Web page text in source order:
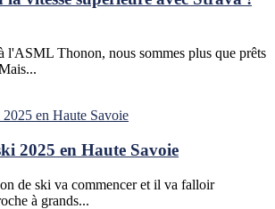
l'ASML Thonon, nous sommes plus que prêts
2025 en Haute Savoie
de ski va commencer et il va falloir
à grands...